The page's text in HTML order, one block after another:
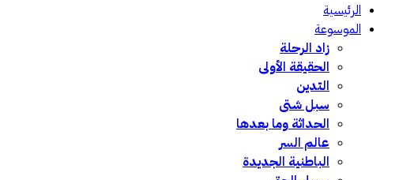
الرئيسية
الموسوعة
زاد الرحلة
الحقيقة الأولى
التدين
سبل شتى
الحداثة وما بعدها
عالم السر
الباطنية الجديدة